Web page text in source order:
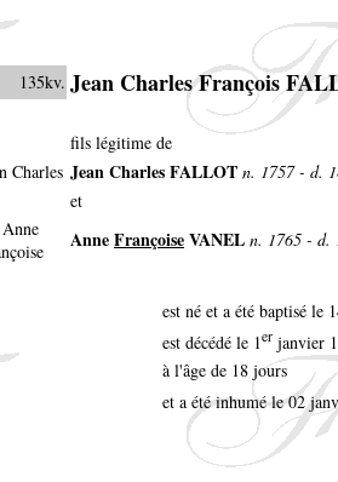
135kv. Jean Charles François
fils légitime de
Jean Charles FALLOT n. 1757 - d.
et
AnneFrançoiseVANEL n. 1765 - d.
est né et a été baptisé le
est décédé le 1er janvier
à l'âge de 18 jours
et a été inhumé le 02